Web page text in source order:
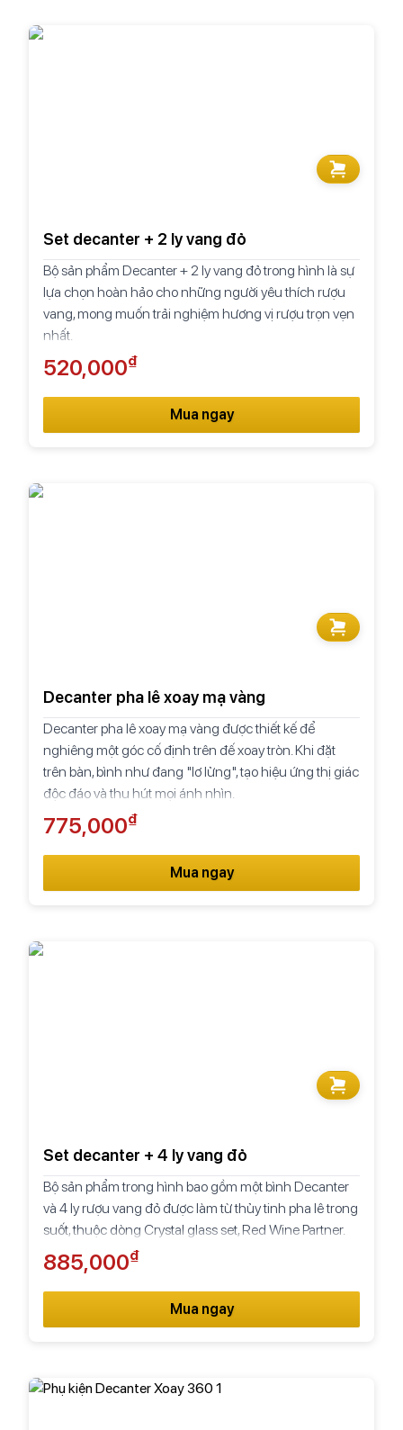
Set decanter + 2 ly vang đỏ
Bộ sản phẩm Decanter + 2 ly vang đỏ trong hình là sự
lựa chọn hoàn hảo cho những người yêu thích rượu
vang, mong muốn trải nghiệm hương vị rượu trọn vẹn
nhất.
520,000₫
Mua ngay
Decanter pha lê xoay mạ vàng
Decanter pha lê xoay mạ vàng được thiết kế để
nghiêng một góc cố định trên đế xoay tròn. Khi đặt
trên bàn, bình như đang "lơ lửng", tạo hiệu ứng thị giác
độc đáo và thu hút mọi ánh nhìn.
775,000₫
Mua ngay
Set decanter + 4 ly vang đỏ
Bộ sản phẩm trong hình bao gồm một bình Decanter
và 4 ly rượu vang đỏ được làm từ thủy tinh pha lê trong
suốt, thuộc dòng Crystal glass set, Red Wine Partner.
885,000₫
Mua ngay